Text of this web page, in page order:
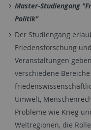
Master-Studiengang
Politik"
Der Studiengang
Friedensforschung
Veranstaltungen
verschiedene
Umwelt,
Probleme wie Krieg
Weltregionen, die